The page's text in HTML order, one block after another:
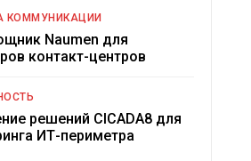
КОММУНИКАЦИИ
Naumen для
контакт-центров
решений CICADA8 для
ИТ-периметра